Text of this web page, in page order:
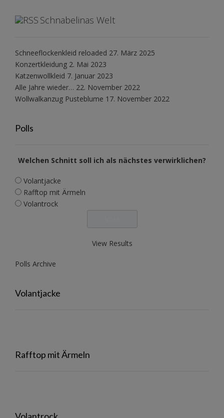
Schnabelinas Welt
Schneeflockenkleid reloaded 27. März 2025
Konzertkleidung 2. Mai 2023
Katzenwollkleid 7. Januar 2023
Alle Jahre wieder… 22. November 2022
Wollwalkanzug Pusteblume 17. November 2022
Polls
Welchen Schnitt soll ich als nächstes verwirklichen?
Volantjacke
Rafftop mit Ärmeln
Volantrock
View Results
Polls Archive
Volantjacke
Rafftop mit Ärmeln